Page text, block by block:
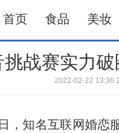
首页 食品 美妆
战赛实力
2022-02-22
知名互联网婚恋